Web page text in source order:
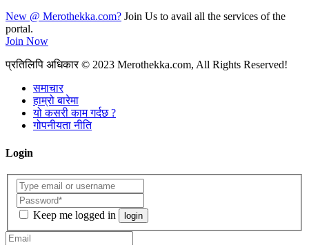
New @ Merothekka.com? Join Us to avail all the services of the
portal.
Join Now
प्रतिलिपि अधिकार© 2023 Merothekka.com, All Rights Reserved!
समाचार
हाम्रो बारेमा
यो कसरी काम गर्दछ ?
गोपनीयता नीति
Login
Keep me logged in login